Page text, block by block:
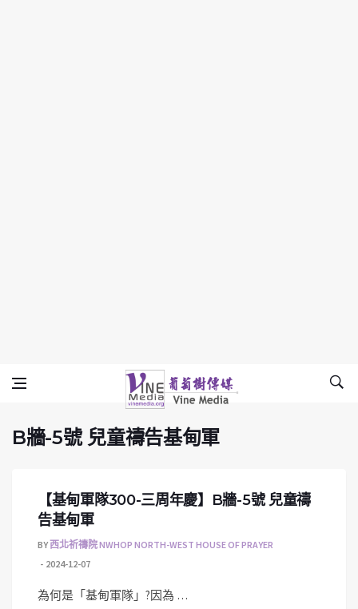
B牆-5號 兒童禱告基甸軍
Vine Media
葡萄樹傳媒
B牆-5號 兒童禱告基甸軍
【基甸軍隊300-三周年慶】B牆-5號 兒童禱
告基甸軍
BY西北祈禱院 NWHOP NORTH-WEST HOUSE OF PRAYER
2024-12-07
為何是「基甸軍隊」?因為 …